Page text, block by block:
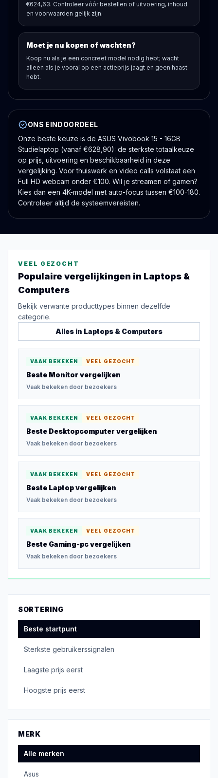
€624,63. Controleer vóór bestellen of uitvoering, inhoud
en voorwaarden gelijk zijn.
Moet je nu kopen of wachten?
Koop nu als je een concreet model nodig hebt; wacht
alleen als je vooral op een actieprijs jaagt en geen haast
hebt.
ONS EINDOORDEEL
Onze beste keuze is de ASUS Vivobook 15 - 16GB
Studielaptop (vanaf €628,90): de sterkste totaalkeuze
op prijs, uitvoering en beschikbaarheid in deze
vergelijking. Voor thuiswerk en video calls volstaat een
Full HD webcam onder €100. Wil je streamen of gamen?
Kies dan een 4K-model met auto-focus tussen €100-180.
Controleer altijd de systeemvereisten.
VEEL GEZOCHT
Populaire vergelijkingen in Laptops &
Computers
Bekijk verwante producttypes binnen dezelfde
categorie.
Alles in Laptops & Computers
VAAK BEKEKEN VEEL GEZOCHT
Beste Monitor vergelijken
Vaak bekeken door bezoekers
VAAK BEKEKEN VEEL GEZOCHT
Beste Desktopcomputer vergelijken
Vaak bekeken door bezoekers
VAAK BEKEKEN VEEL GEZOCHT
Beste Laptopvergelijken
Vaak bekeken door bezoekers
VAAK BEKEKEN VEEL GEZOCHT
Beste Gaming-pcvergelijken
Vaak bekeken door bezoekers
SORTERING
Beste startpunt
Sterkste gebruikerssignalen
Laagste prijs eerst
Hoogste prijs eerst
MERK
Alle merken
Asus